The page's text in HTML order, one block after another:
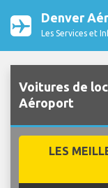
Denver
Les Services et
Voitures de
Aéroport
LES